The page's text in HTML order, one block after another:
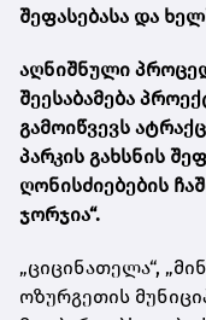
შეფასებასა და
აღნიშნული
შეესაბამება
გამოიწვევს
პარკის გახსნის
ღონისძიებების
ჯორჯია“.
„ციცინათელა“,
ოზურგეთის